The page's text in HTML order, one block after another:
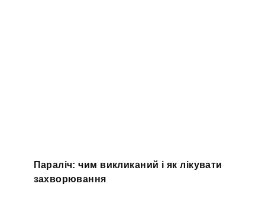
Параліч: чим викликаний і як лікувати
захворювання